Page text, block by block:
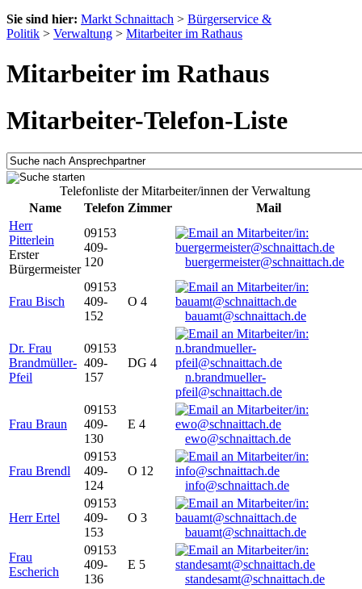
Sie sind hier: Markt Schnaittach > Bürgerservice &
Politik > Verwaltung > Mitarbeiter im Rathaus
Mitarbeiter im Rathaus
Mitarbeiter-Telefon-Liste
Telefonliste der Mitarbeiter/innen der Verwaltung
Name
Telefon Zimmer
Mail
Herr
Pitterlein
Erster
Bürgermeister
09153
409-
120
buergermeister@schnaittach.de
Frau Bisch
09153
409-
152
O 4
bauamt@schnaittach.de
Dr. Frau
Brandmüller-
Pfeil
09153
409-
157
DG 4
n.brandmueller-
pfeil@schnaittach.de
Frau Braun
09153
409-
130
E 4
ewo@schnaittach.de
Frau Brendl
09153
409-
124
O 12
info@schnaittach.de
Herr Ertel
09153
409-
153
O 3
bauamt@schnaittach.de
Frau
Escherich
09153
409-
136
E 5
standesamt@schnaittach.de